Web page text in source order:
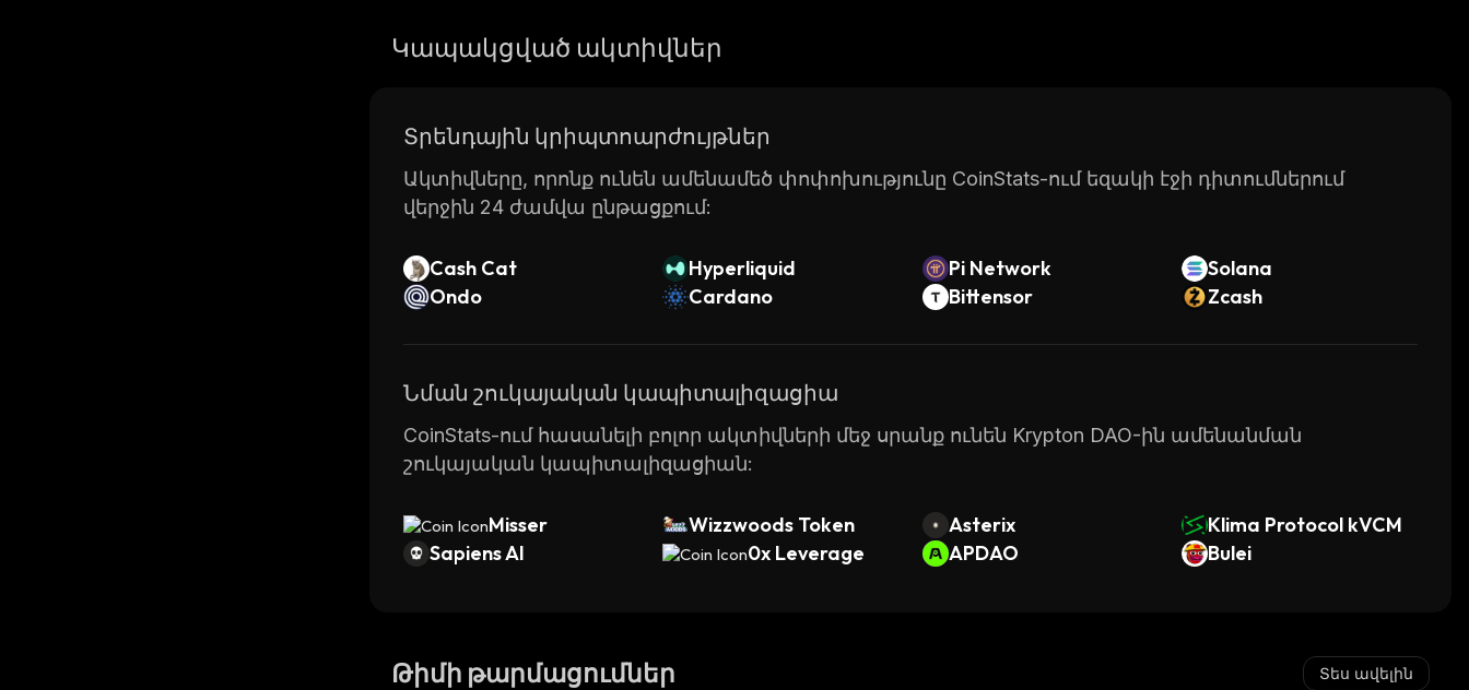
Կապակցված ակտիվներ
Տրենդային կրիպտոարժույթներ
Ակտիվները, որոնք ունեն ամենամեծ փոփոխությունը CoinStats-ում եզակի էջի դիտումներում
վերջին 24 ժամվա ընթացքում:
Cash Cat Hyperliquid Pi Network
Solana
Ondo
Cardano Bittensor Zcash
Նման շուկայական կապիտալիզացիա
CoinStats-ում հասանելի բոլոր ակտիվների մեջ սրանք ունեն Krypton DAO-ին ամենանման
շուկայական կապիտալիզացիան:
Misser Wizzwoods Token Asterix
Klima Protocol kVCM
Sapiens AI
0x Leverage APDAO Bulei
Թիմի թարմացումներ Տես ավելին